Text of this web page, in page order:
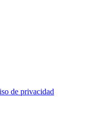
de privacidad